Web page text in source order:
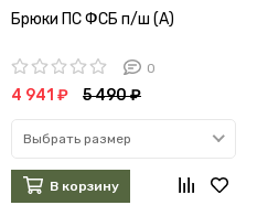
Брюки ПС ФСБ п/ш (А)
0
4 941 ₽ 5 490 ₽
Выбрать размер
В корзину